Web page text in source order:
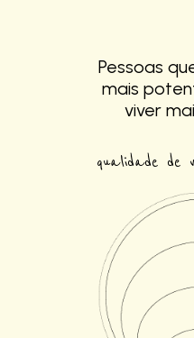
Pessoas
mais
viver
qualidade de